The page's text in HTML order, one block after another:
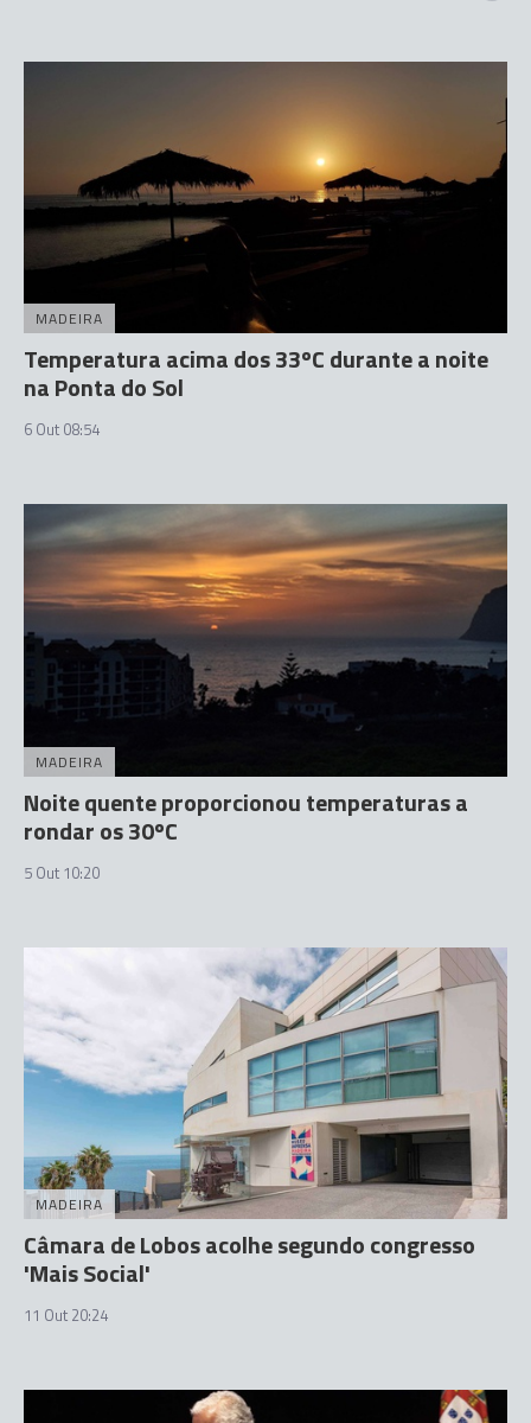
MADEIRA
Temperatura acima dos 33ºC durante a noite
na Ponta do Sol
6 Out 08:54
MADEIRA
Noite quente proporcionou temperaturas a
rondar os 30ºC
5 Out 10:20
MADEIRA
Câmara de Lobos acolhe segundo congresso
'Mais Social'
11 Out 20:24